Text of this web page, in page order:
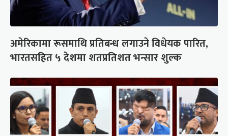
अमेरिकामा रूसमाथि प्रतिबन्ध लगाउने विधेयक पारित,
भारतसहित ५ देशमा शतप्रतिशत भन्सार शुल्क